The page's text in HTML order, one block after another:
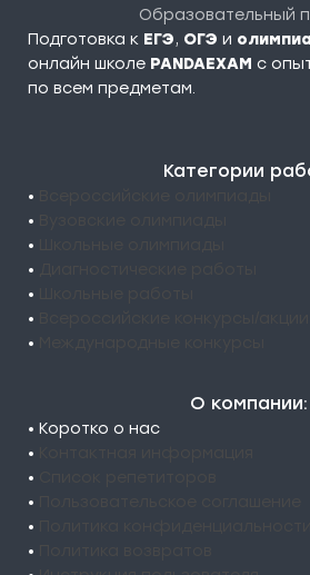
Образовательный
Подготовка к ЕГЭ, ОГЭ и
онлайн школе PANDAEXAM c
по всем предметам.
Категории
•
•
•
•
•
•
•
О компании:
• Коротко о нас
•
•
•
•
•